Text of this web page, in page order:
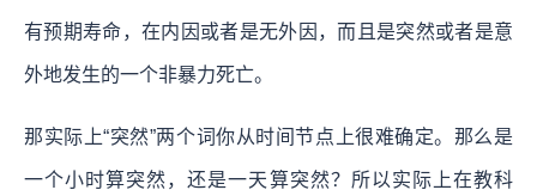
有预期寿命，在内因或者是无外因，而且是突然或者是意
外地发生的一个非暴力死亡。
那实际上“突然”两个词你从时间节点上很难确定。那么是
一个小时算突然，还是一天算突然？所以实际上在教科